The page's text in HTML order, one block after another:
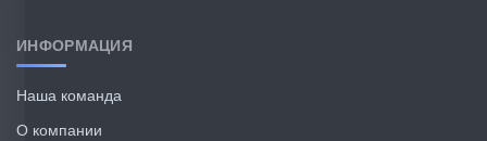
ИНФОРМАЦИЯ
Наша команда
О компании